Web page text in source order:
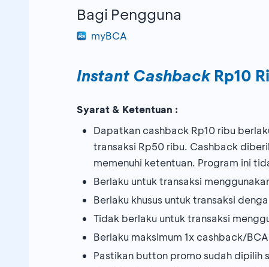
Bagi Pengguna
myBCA
Instant CashbackRp10
Syarat & Ketentuan :
Dapatkan cashback Rp10 ribu
transaksi Rp50 ribu. Cashback
memenuhi ketentuan. Program ini
Berlaku untuk transaksi
Berlaku khusus untuk transaksi
Tidak berlaku untuk transaksi
Berlaku maksimum 1x cashback/
Pastikan button promo sudah dipilih